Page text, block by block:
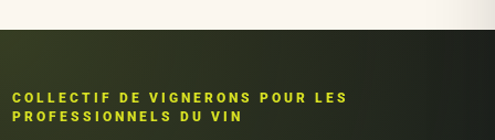
COLLECTIF DE VIGNERONS POUR LES
PROFESSIONNELS DU VIN